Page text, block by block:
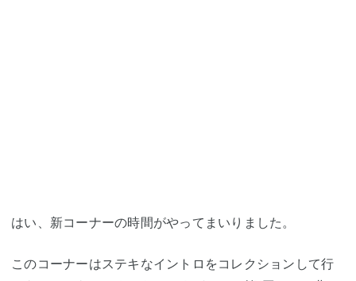
はい、新コーナーの時間がやってまいりました。
このコーナーはステキなイントロをコレクションして行